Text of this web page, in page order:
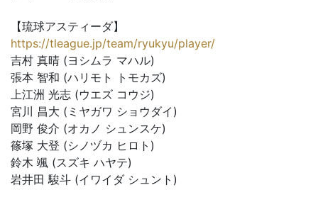
【琉球アスティーダ】
https://tleague.jp/team/ryukyu/player/
吉村 真晴 (ヨシムラ マハル)
張本 智和 (ハリモト トモカズ)
上江洲 光志 (ウエズ コウジ)
宮川 昌大 (ミヤガワ ショウダイ)
岡野 俊介 (オカノ シュンスケ)
篠塚 大登 (シノヅカ ヒロト)
鈴木 颯 (スズキ ハヤテ)
岩井田 駿斗 (イワイダ シュント)